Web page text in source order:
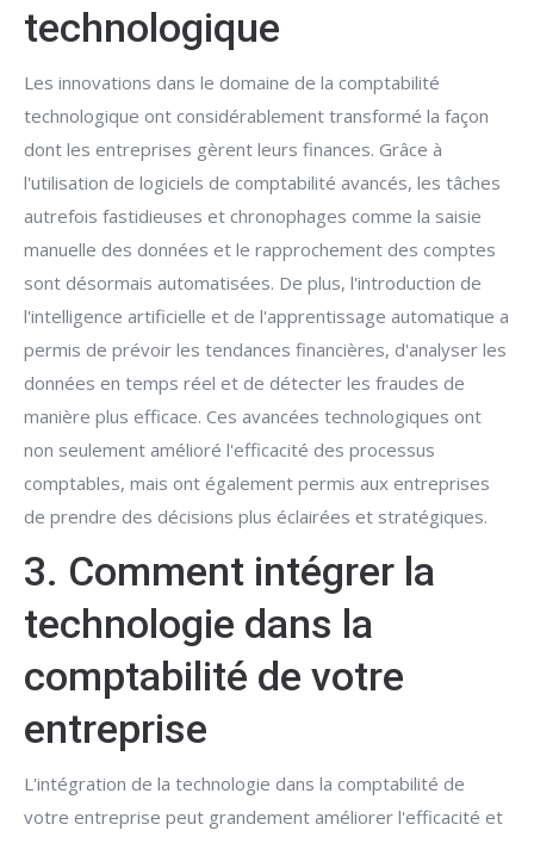
technologique
Les innovations dans le domaine de la comptabilité
technologique ont considérablement transformé la façon
dont les entreprises gèrent leurs finances. Grâce à
l'utilisation de logiciels de comptabilité avancés, les tâches
autrefois fastidieuses et chronophages comme la saisie
manuelle des données et le rapprochement des comptes
sont désormais automatisées. De plus, l'introduction de
l'intelligence artificielle et de l'apprentissage automatique a
permis de prévoir les tendances financières, d'analyser les
données en temps réel et de détecter les fraudes de
manière plus efficace. Ces avancées technologiques ont
non seulement amélioré l'efficacité des processus
comptables, mais ont également permis aux entreprises
de prendre des décisions plus éclairées et stratégiques.
3. Comment intégrer la
technologie dans la
comptabilité de votre
entreprise
L'intégration de la technologie dans la comptabilité de
votre entreprise peut grandement améliorer l'efficacité et